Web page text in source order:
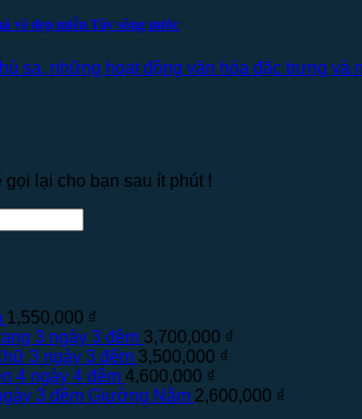
vẻ đẹp miền Tây sông nước
sa, những hoạt động văn hóa đặc trưng
lại cho bạn sau ít phút !
1,550,000 ₫
3 ngày 3 đêm 3,700,000 ₫
3 ngày 3 đêm 3,500,000 ₫
4 ngày 4 đêm 4,600,000 ₫
3 đêm Giường Nằm 2,600,000 ₫